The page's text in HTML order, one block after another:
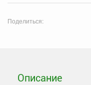
Поделиться:
Описание